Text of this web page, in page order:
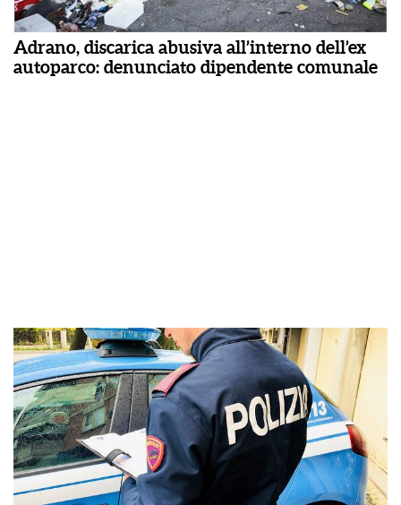
Adrano, discarica abusiva all’interno dell’ex
autoparco: denunciato dipendente comunale